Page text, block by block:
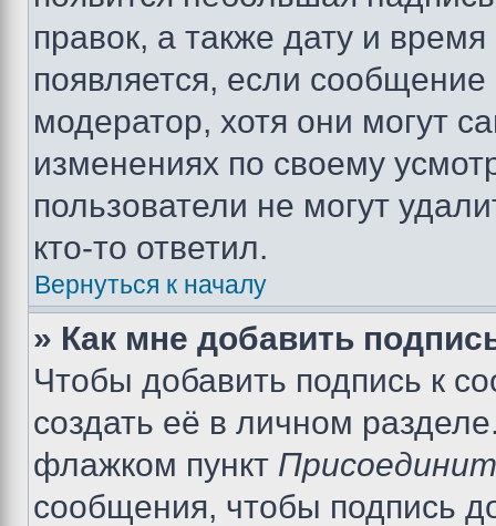
правок, а также дату и
появляется, если
модератор, хотя они могут
изменениях по своему
пользователи не могут
кто-то ответил.
Вернуться к началу
» Как мне добавить
Чтобы добавить подпись к
создать её в личном
флажком пункт
сообщения, чтобы подпись